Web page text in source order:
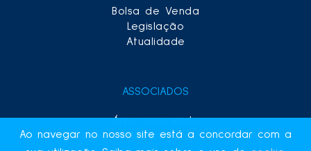
Bolsa de Venda
Legislação
Atualidade
ASSOCIADOS
Área reservada
Novo Registo
Ao navegar no nosso site está a concordar com a